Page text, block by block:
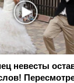
невесты